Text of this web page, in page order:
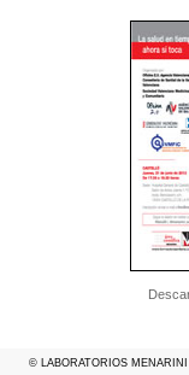
© LABORATORIOS